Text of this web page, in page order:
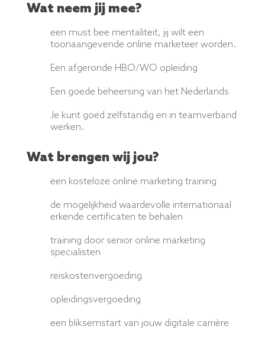
Wat neem jij mee?
een must bee mentaliteit, jij wilt een
toonaangevende online marketeer worden.
Een afgeronde HBO/WO opleiding
Een goede beheersing van het Nederlands
Je kunt goed zelfstandig en in teamverband
werken.
Wat brengen wij jou?
een kosteloze online marketing training
de mogelijkheid waardevolle internationaal
erkende certificaten te behalen
training door senior online marketing
specialisten
reiskostenvergoeding
opleidingsvergoeding
een bliksemstart van jouw digitale carrière